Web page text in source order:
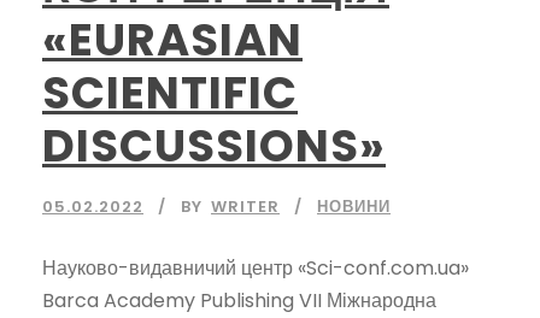
«EURASIAN
SCIENTIFIC
DISCUSSIONS»
05.02.2022 BY WRITER НОВИНИ
Науково-видавничий центр «Sci-conf.com.ua»
Barca Academy Publishing VII Міжнародна